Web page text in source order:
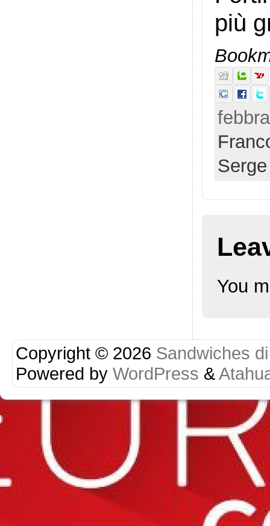
più
Serge
You
Copyright © 2026 Sandwiches
Powered by WordPress &